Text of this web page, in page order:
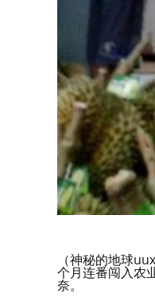
（神秘的地球
个月连番闯入农
奈。